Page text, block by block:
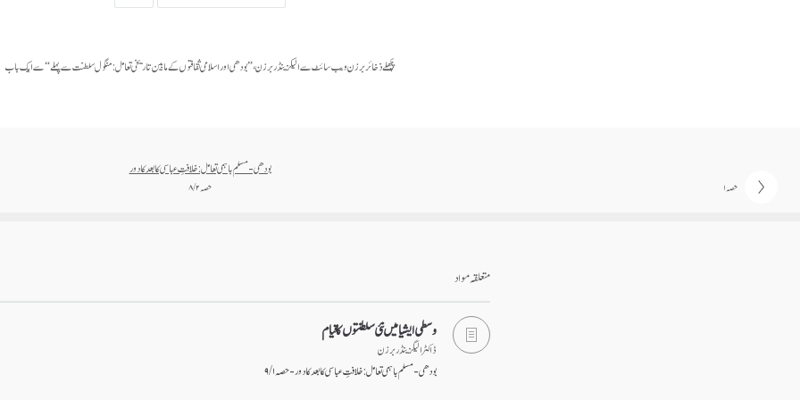
پچھلے ذخائر برزن ویب سائٹ سے الیکزینڈر برزن،” بودھی اور اسلامی ثقافتوں کے مابین تاریخی تعامل: منگول سلطنت سے پہلے“ سے ایک باب
حصہ ۱
بودھی-مسلم باہمی تعامل: خلافتِ عباسی کا بعد کا دور
حصہ ۲ / ۸
متعلقہ مواد
وسطی ایشیا میں نئی سلطنتوں کا قیام
ڈاکٹر الیگزینڈر برزن
بودھی-مسلم باہمی تعامل: خلافتِ عباسی کا بعد کا دور - حصہ ۱ / ۹